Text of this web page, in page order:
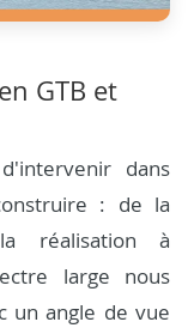
GTB et
dans
: de la
réalisation à
large nous
un angle de vue